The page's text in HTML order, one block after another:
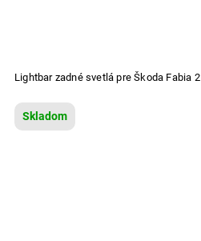
Lightbar zadné svetlá pre Škoda Fabia 2
Skladom